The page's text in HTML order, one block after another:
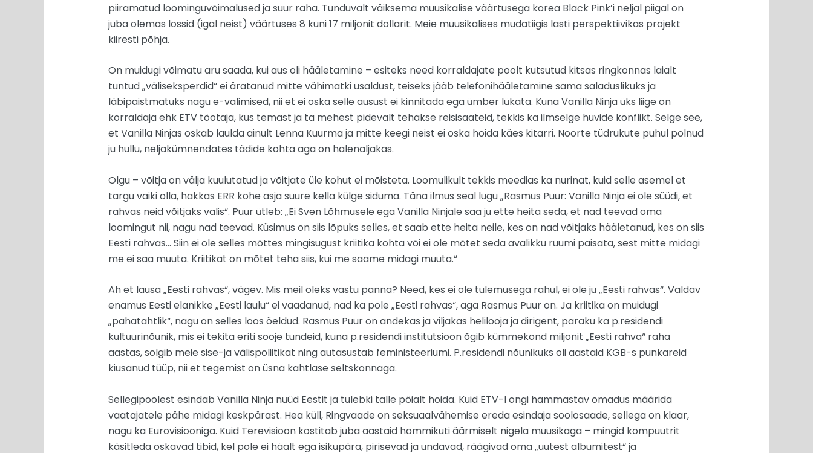
piiramatud loominguvõimalused ja suur raha. Tunduvalt väiksema muusikalise väärtusega korea Black Pink’i neljal piigal on
juba olemas lossid (igal neist) väärtuses 8 kuni 17 miljonit dollarit. Meie muusikalises mudatiigis lasti perspektiivikas projekt
kiiresti põhja.
On muidugi võimatu aru saada, kui aus oli hääletamine – esiteks need korraldajate poolt kutsutud kitsas ringkonnas laialt
tuntud „väliseksperdid“ ei äratanud mitte vähimatki usaldust, teiseks jääb telefonihääletamine sama saladuslikuks ja
läbipaistmatuks nagu e-valimised, nii et ei oska selle ausust ei kinnitada ega ümber lükata. Kuna Vanilla Ninja üks liige on
korraldaja ehk ETV töötaja, kus temast ja ta mehest pidevalt tehakse reisisaateid, tekkis ka ilmselge huvide konflikt. Selge see,
et Vanilla Ninjas oskab laulda ainult Lenna Kuurma ja mitte keegi neist ei oska hoida käes kitarri. Noorte tüdrukute puhul polnud
ju hullu, neljakümnendates tädide kohta aga on halenaljakas.
Olgu – võitja on välja kuulutatud ja võitjate üle kohut ei mõisteta. Loomulikult tekkis meedias ka nurinat, kuid selle asemel et
targu vaiki olla, hakkas ERR kohe asja suure kella külge siduma. Täna ilmus seal lugu „Rasmus Puur: Vanilla Ninja ei ole süüdi, et
rahvas neid võitjaks valis“. Puur ütleb: „Ei Sven Lõhmusele ega Vanilla Ninjale saa ju ette heita seda, et nad teevad oma
loomingut nii, nagu nad teevad. Küsimus on siis lõpuks selles, et saab ette heita neile, kes on nad võitjaks hääletanud, kes on siis
Eesti rahvas… Siin ei ole selles mõttes mingisugust kriitika kohta või ei ole mõtet seda avalikku ruumi paisata, sest mitte midagi
me ei saa muuta. Kriitikat on mõtet teha siis, kui me saame midagi muuta.“
Ah et lausa „Eesti rahvas“, vägev. Mis meil oleks vastu panna? Need, kes ei ole tulemusega rahul, ei ole ju „Eesti rahvas“. Valdav
enamus Eesti elanikke „Eesti laulu“ ei vaadanud, nad ka pole „Eesti rahvas“, aga Rasmus Puur on. Ja kriitika on muidugi
„pahatahtlik“, nagu on selles loos öeldud. Rasmus Puur on andekas ja viljakas helilooja ja dirigent, paraku ka p.residendi
kultuurinõunik, mis ei tekita eriti sooje tundeid, kuna p.residendi institutsioon õgib kümmekond miljonit „Eesti rahva“ raha
aastas, solgib meie sise-ja välispoliitikat ning autasustab feministeeriumi. P.residendi nõunikuks oli aastaid KGB-s punkareid
kiusanud tüüp, nii et tegemist on üsna kahtlase seltskonnaga.
Sellegipoolest esindab Vanilla Ninja nüüd Eestit ja tulebki talle pöialt hoida. Kuid ETV-l ongi hämmastav omadus määrida
vaatajatele pähe midagi keskpärast. Hea küll, Ringvaade on seksuaalvähemise ereda esindaja soolosaade, sellega on klaar,
nagu ka Eurovisiooniga. Kuid Terevisioon kostitab juba aastaid hommikuti äärmiselt nigela muusikaga – mingid kompuutrit
käsitleda oskavad tibid, kel pole ei häält ega isikupära, pirisevad ja undavad, räägivad oma „uutest albumitest“ ja